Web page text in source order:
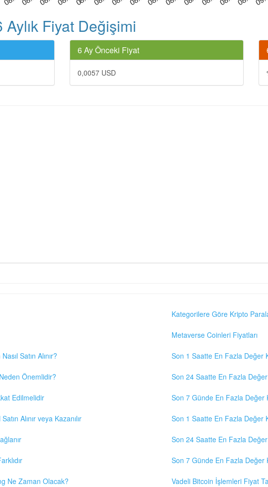
Fiyat Değişimi
6 Ay Önceki Fiyat
0,0057 USD
Satın Alınır?
Önemlidir?
Edilmelidir
Alınır veya Kazanılır
Ne Zaman Olacak?
Kategorilere Göre Kripto
Metaverse Coinleri Fiyatları
Son 1 Saatte En Fazla Değer
Son 24 Saatte En Fazla
Son 7 Günde En Fazla Değer
Son 1 Saatte En Fazla Değer
Son 24 Saatte En Fazla
Son 7 Günde En Fazla Değer
Vadeli Bitcoin İşlemleri Fiyat